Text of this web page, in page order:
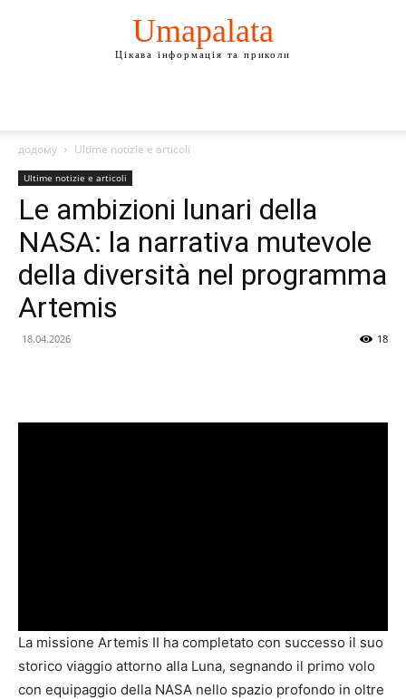
Umapalata
Цікава інформація та приколи
додому Ultime notizie e articoli
Ultime notizie e articoli
Le ambizioni lunari della
NASA: la narrativa mutevole
della diversità nel programma
Artemis
18.04.2026 18
La missione Artemis II ha completato con successo il suo
storico viaggio attorno alla Luna, segnando il primo volo
con equipaggio della NASA nello spazio profondo in oltre